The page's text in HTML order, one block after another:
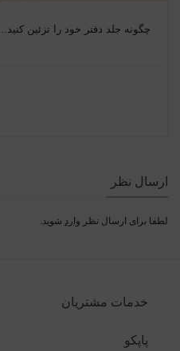
چگونه جلد دفتر خود را تزئین کنید...
ارسال نظر
لطفا برای ارسال نظر وارد شوید.
خدمات مشتریان
پاپکو